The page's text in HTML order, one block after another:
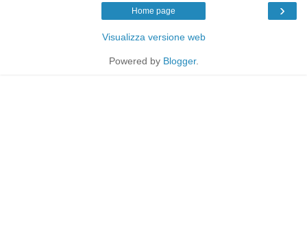
›
Home page
Visualizza versione web
Powered by Blogger.